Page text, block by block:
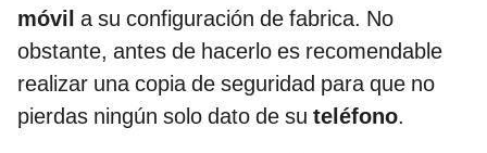
móvil a su configuración de fabrica. No
obstante, antes de hacerlo es recomendable
realizar una copia de seguridad para que no
pierdas ningún solo dato de su teléfono.